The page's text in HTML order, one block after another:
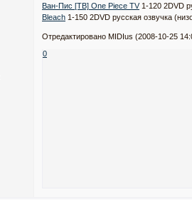
Ван-Пис [ТВ] One Piece TV1-120 2DVD
Bleach 1-150 2DVD русская озвучка
Отредактировано MIDIus (2008-10-25
0